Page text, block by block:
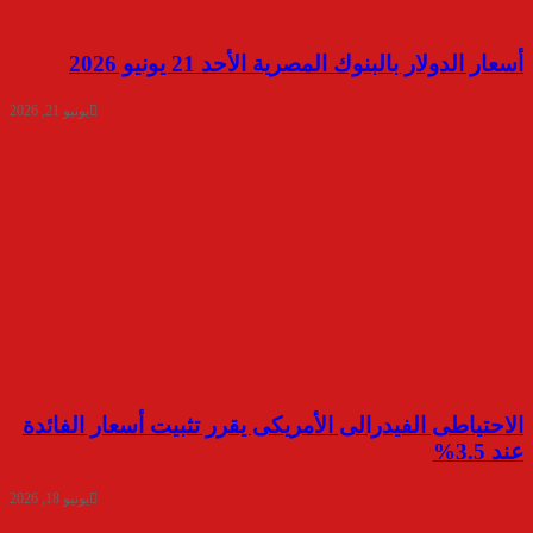
أسعار الدولار بالبنوك المصرية الأحد 21 يونيو 2026
يونيو 21, 2026
الاحتياطى الفيدرالى الأمريكى يقرر تثبيت أسعار الفائدة
عند 3.5%
يونيو 18, 2026